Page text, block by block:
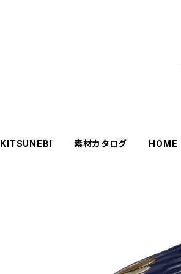
KITSUNEBI 素材カタログ HOME